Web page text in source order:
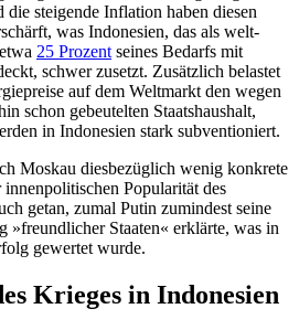
steigende Infla­tion haben diesen
was Indonesien, das als welt­
25 Prozent seines Bedarfs mit
schwer zusetzt. Zusätzlich belastet
auf dem Weltmarkt den wegen
schon gebeutelten Staats­haushalt,
in Indonesien stark subventioniert.
Moskau diesbezüglich wenig konkrete
innenpolitischen Popula­rität des
ge­tan, zumal Putin zumindest seine
»freundlicher Staa­ten« erklärte, was in
gewertet wurde.
Krieges in Indonesien